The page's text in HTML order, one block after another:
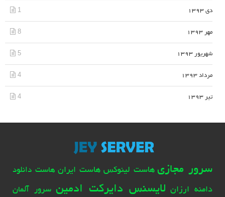
دی 1393 1
مهر 1393 8
شهریور 1393 5
مرداد 1393 4
تیر 1393 4
سرور مجازی هاست لینوکس هاست ایران هاست دانلود
دامنه ارزان لایسنس دایرکت ادمین سرور آلمان